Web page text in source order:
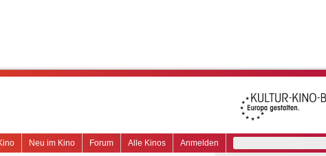
Anmelden
Alle Kinos
Forum
Neu im Kino